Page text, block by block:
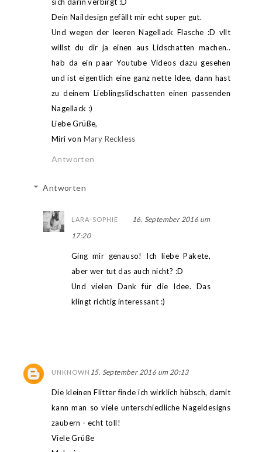
sich darin verbirgt :D
Dein Naildesign gefällt mir echt super gut.
Und wegen der leeren Nagellack Flasche :D vllt
willst du dir ja einen aus Lidschatten machen..
hab da ein paar Youtube Videos dazu gesehen
und ist eigentlich eine ganz nette Idee, dann hast
zu deinem Lieblingslidschatten einen passenden
Nagellack :)
Liebe Grüße,
Miri von Mary Reckless
Antworten
Antworten
LARA-SOPHIE
16. September 2016 um
17:20
Ging mir genauso! Ich liebe Pakete,
aber wer tut das auch nicht? :D
Und vielen Dank für die Idee. Das
klingt richtig interessant :)
UNKNOWN 15. September 2016 um 20:13
Die kleinen Flitter finde ich wirklich hübsch, damit
kann man so viele unterschiedliche Nageldesigns
zaubern - echt toll!
Viele Grüße